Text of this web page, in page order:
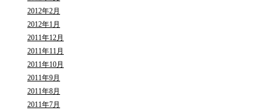
2012年2月
2012年1月
2011年12月
2011年11月
2011年10月
2011年9月
2011年8月
2011年7月